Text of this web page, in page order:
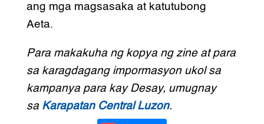
ang mga magsasaka at katutubong
Aeta.
Para makakuha ng kopya ng zine at para
sa karagdagang impormasyon ukol sa
kampanya para kay Desay, umugnay
sa Karapatan Central Luzon.